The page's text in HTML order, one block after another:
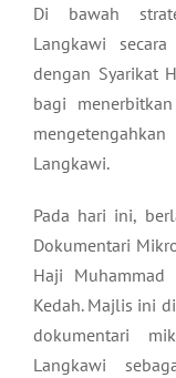
Di bawah
Langkawi
dengan Syarikat
bagi
Langkawi.
Pada hari ini,
Dokumentari
Haji
Kedah. Majlis ini
dokumentari
Langkawi